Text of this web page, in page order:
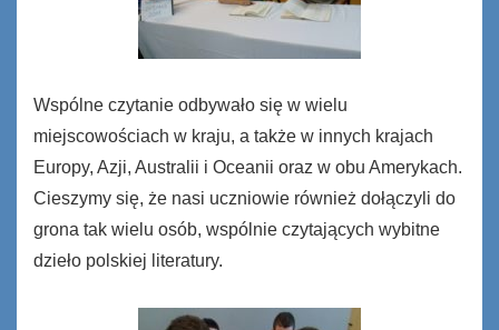
Wspólne czytanie odbywało się w wielu
miejscowościach w kraju, a także w innych krajach
Europy, Azji, Australii i Oceanii oraz w obu Amerykach.
Cieszymy się, że nasi uczniowie również dołączyli do
grona tak wielu osób, wspólnie czytających wybitne
dzieło polskiej literatury.